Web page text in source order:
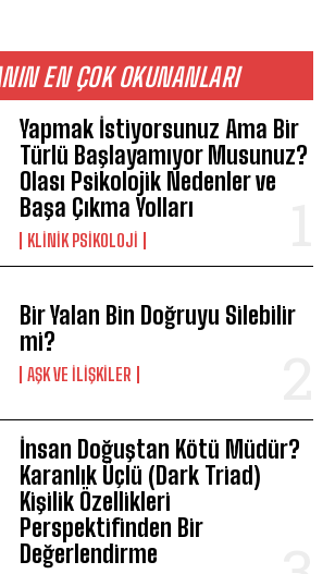
EN ÇOK OKUNANLARI
Yapmak İstiyorsunuz Ama Bir
Türlü Başlayamıyor Musunuz?
Olası Psikolojik Nedenler ve
Başa Çıkma Yolları
KLINIK PSIKOLOJI
Bir Yalan Bin Doğruyu Silebilir
mi?
AŞK VE İLIŞKILER
İnsan Doğuştan Kötü Müdür?
Karanlık Üçlü (Dark Triad)
Kişilik Özellikleri
Perspektifinden Bir
Değerlendirme